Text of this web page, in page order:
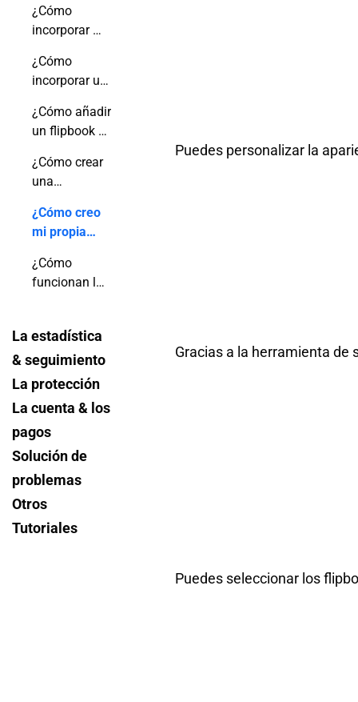
en
WordPress?
¿Cómo
incorporar mi
en el sitio
web de Wix?
¿Cómo
incorporar un
una página
de Shopify?
¿Cómo añadir
un flipbook a
del blog de
Shopify?
¿Cómo crear
una
virtual?
¿Cómo creo
mi propia
móvil
flipbook?
¿Cómo
funcionan las
La estadística
& seguimiento
La protección
La cuenta & los
pagos
Solución de
problemas
Otros
Tutoriales
Puedes personalizar la
Gracias a la herramienta de
Puedes seleccionar los